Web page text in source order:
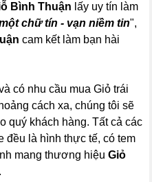
Bình Thuận lấy uy tín làm
chữ tín - vạn niềm tin",
cam kết làm bạn hài
có nhu cầu mua Giỏ trái
cách xa, chúng tôi sẽ
quý khách hàng. Tất cả các
đều là hình thực tế, có tem
mang thương hiệuGiỏ
.